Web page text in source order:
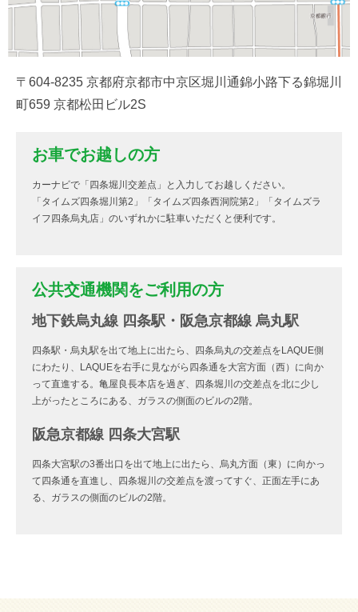
〒604-8235 京都府京都市中京区堀川通錦小路下る錦堀川
町659 京都松田ビル2S
お車でお越しの方
カーナビで「四条堀川交差点」と入力してお越しください。
「タイムズ四条堀川第2」「タイムズ四条西洞院第2」「タイムズラ
イフ四条烏丸店」のいずれかに駐車いただくと便利です。
公共交通機関をご利用の方
地下鉄烏丸線 四条駅・阪急京都線 烏丸駅
四条駅・烏丸駅を出て地上に出たら、四条烏丸の交差点をLAQUE側
にわたり、LAQUEを右手に見ながら四条通を大宮方面（西）に向か
って直進する。亀屋良長本店を過ぎ、四条堀川の交差点を北に少し
上がったところにある、ガラスの側面のビルの2階。
阪急京都線 四条大宮駅
四条大宮駅の3番出口を出て地上に出たら、烏丸方面（東）に向かっ
て四条通を直進し、四条堀川の交差点を渡ってすぐ、正面左手にあ
る、ガラスの側面のビルの2階。